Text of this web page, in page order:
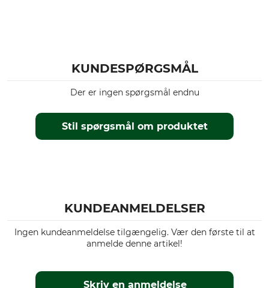
KUNDESPØRGSMÅL
Stil spørgsmål om produktet
Der er ingen spørgsmål endnu
KUNDEANMELDELSER
Ingen kundeanmeldelse tilgængelig. Vær den første til at
anmelde denne artikel!
Skriv en anmeldelse